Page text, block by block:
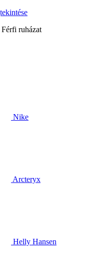
Férfi ruházat
Nike
Arcteryx
Helly Hansen